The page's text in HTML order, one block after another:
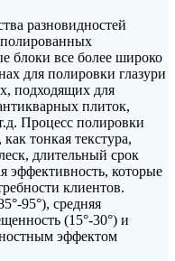
разновидностей
блоки все более широко
для полировки глазури
подходящих для
плиток,
Процесс полировки
тонкая текстура,
длительный срок
эффективность, которые
клиентов.
95°), средняя
(15°-30°) и
эффектом